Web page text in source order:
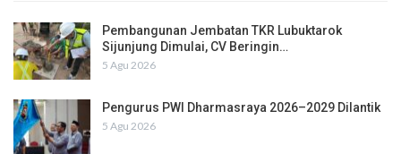
Pembangunan Jembatan TKR Lubuktarok
Sijunjung Dimulai, CV Beringin…
5 Agu 2026
Pengurus PWI Dharmasraya 2026–2029 Dilantik
5 Agu 2026